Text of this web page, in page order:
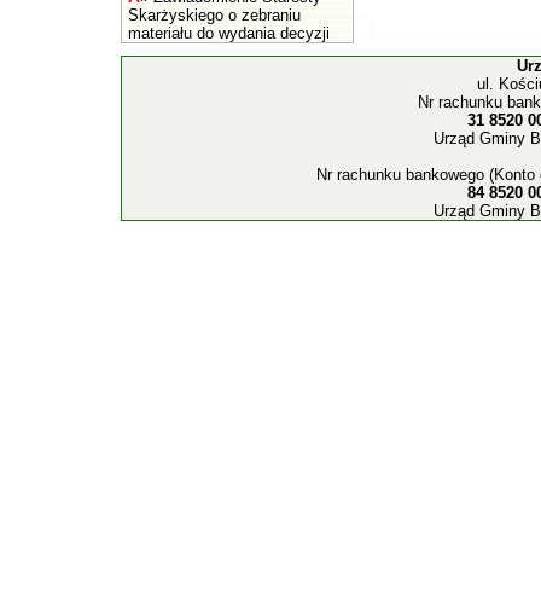
Skarżyskiego o zebraniu
materiału do wydania decyzji
ul.
Nr rachunku
31 8520
Urząd Gminy
Nr rachunku bankowego
84 8520
Urząd Gminy